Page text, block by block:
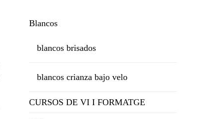
Blancos
blancos brisados
blancos crianza bajo velo
CURSOS DE VI I FORMATGE